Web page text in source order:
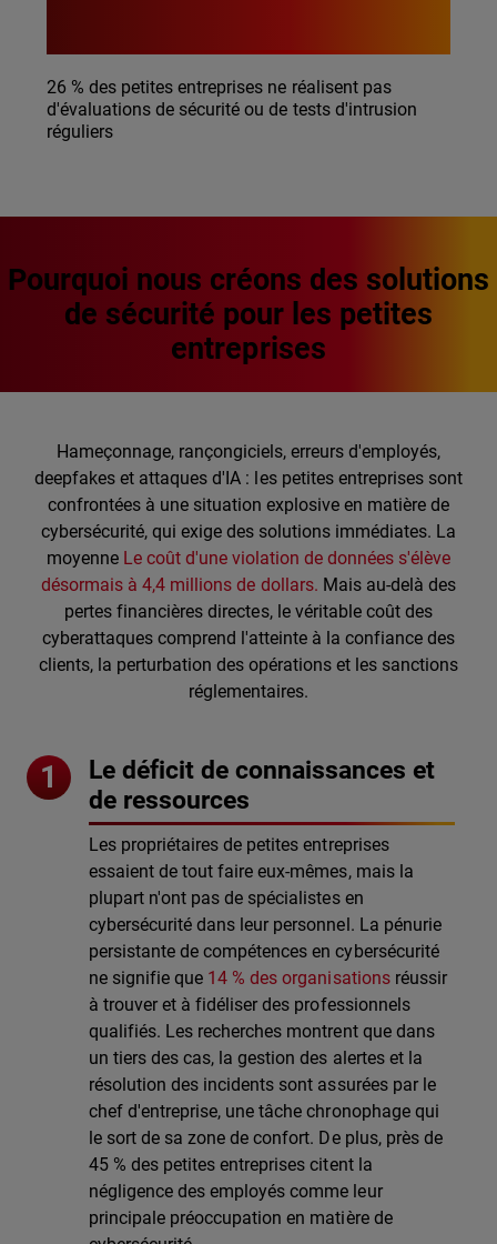
26 % des petites entreprises ne réalisent pas
d'évaluations de sécurité ou de tests d'intrusion
réguliers
Pourquoi nous créons des solutions
de sécurité pour les petites
entreprises
Hameçonnage, rançongiciels, erreurs d'employés,
deepfakes et attaques d'IA : les petites entreprises sont
confrontées à une situation explosive en matière de
cybersécurité, qui exige des solutions immédiates. La
moyenneLe coût d'une violation de données s'élève
désormais à 4,4 millions de dollars. Mais au-delà des
pertes financières directes, le véritable coût des
cyberattaques comprend l'atteinte à la confiance des
clients, la perturbation des opérations et les sanctions
réglementaires.
Le déficit de connaissances et
de ressources
Les propriétaires de petites entreprises
essaient de tout faire eux-mêmes, mais la
plupart n'ont pas de spécialistes en
cybersécurité dans leur personnel. La pénurie
persistante de compétences en cybersécurité
ne signifie que 14 % des organisationsréussir
à trouver et à fidéliser des professionnels
qualifiés. Les recherches montrent que dans
un tiers des cas, la gestion des alertes et la
résolution des incidents sont assurées par le
chef d'entreprise, une tâche chronophage qui
le sort de sa zone de confort. De plus, près de
45 % des petites entreprises citent la
négligence des employés comme leur
principale préoccupation en matière de